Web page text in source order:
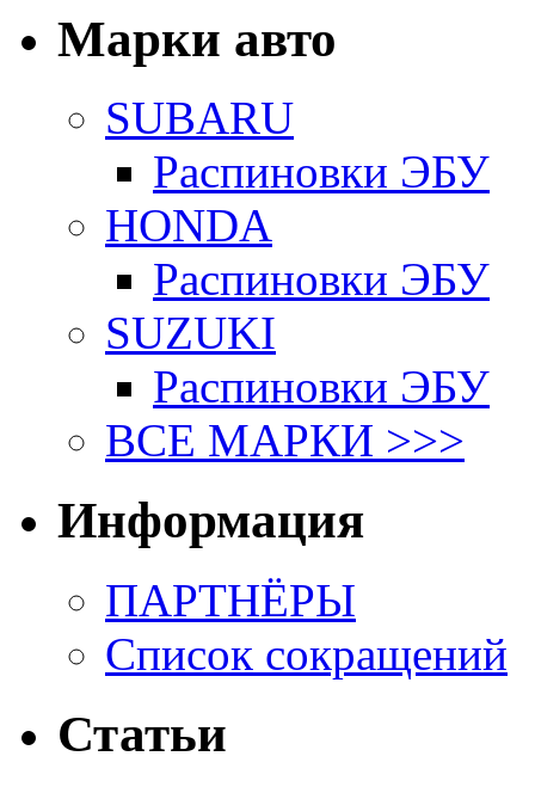
Марки авто
SUBARU
Распиновки ЭБУ
HONDA
Распиновки ЭБУ
SUZUKI
Распиновки ЭБУ
ВСЕ МАРКИ >>>
Информация
ПАРТНЁРЫ
Список сокращений
Статьи